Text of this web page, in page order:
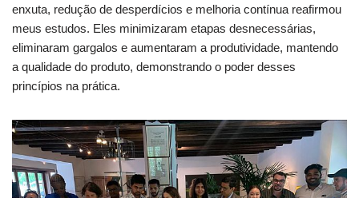
enxuta, redução de desperdícios e melhoria contínua reafirmou
meus estudos. Eles minimizaram etapas desnecessárias,
eliminaram gargalos e aumentaram a produtividade, mantendo
a qualidade do produto, demonstrando o poder desses
princípios na prática.